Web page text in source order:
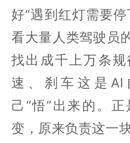
好“遇到红灯需要
看大量人类驾驶员
找出成千上万条
速、刹车这是AI
己“悟”出来的。
变，原来负责这一